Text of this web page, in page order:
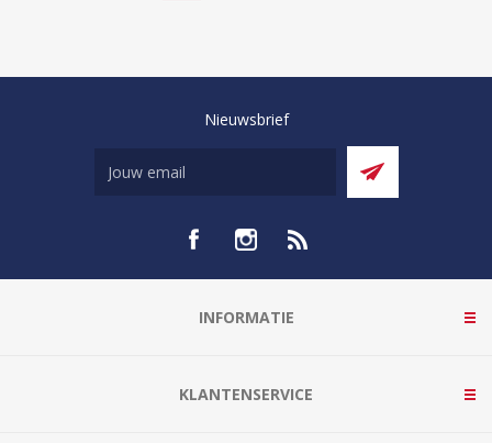
Nieuwsbrief
INFORMATIE
KLANTENSERVICE